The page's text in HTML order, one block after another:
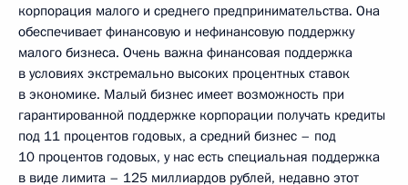
корпорация малого и среднего предпринимательства. Она
обеспечивает финансовую и нефинансовую поддержку
малого бизнеса. Очень важна финансовая поддержка
в условиях экстремально высоких процентных ставок
в экономике. Малый бизнес имеет возможность при
гарантированной поддержке корпорации получать кредиты
под 11 процентов годовых, а средний бизнес – под
10 процентов годовых, у нас есть специальная поддержка
в виде лимита – 125 миллиардов рублей, недавно этот